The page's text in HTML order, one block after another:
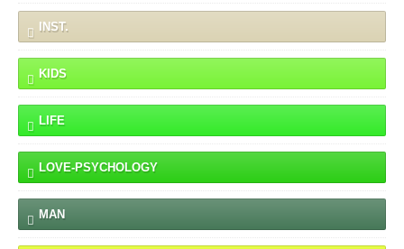
INST.
KIDS
LIFE
LOVE-PSYCHOLOGY
MAN